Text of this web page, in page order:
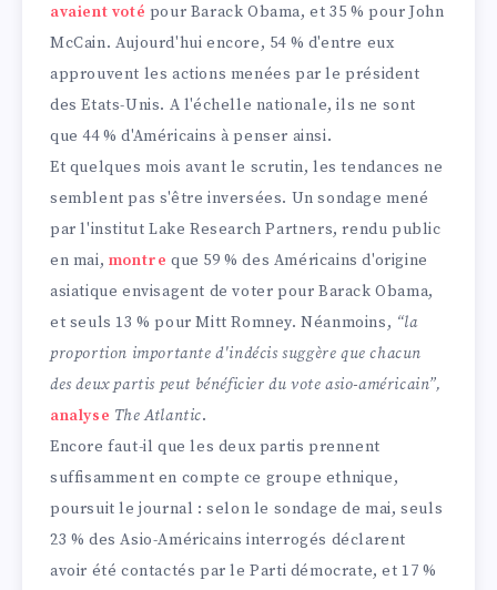
avaient voté pour Barack Obama, et 35 % pour John
McCain. Aujourd'hui encore, 54 % d'entre eux
approuvent les actions menées par le président
des Etats-Unis. A l'échelle nationale, ils ne sont
que 44 % d'Américains à penser ainsi.
Et quelques mois avant le scrutin, les tendances ne
semblent pas s'être inversées. Un sondage mené
par l'institut Lake Research Partners, rendu public
en mai, montreque 59 % des Américains d'origine
asiatique envisagent de voter pour Barack Obama,
et seuls 13 % pour Mitt Romney. Néanmoins, “la
proportion importante d'indécis suggère que chacun
des deux partis peut bénéficier du vote asio-américain”,
analyse The Atlantic.
Encore faut-il que les deux partis prennent
suffisamment en compte ce groupe ethnique,
poursuit le journal : selon le sondage de mai, seuls
23 % des Asio-Américains interrogés déclarent
avoir été contactés par le Parti démocrate, et 17 %